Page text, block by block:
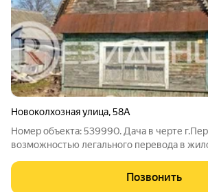
Новоколхозная улица,58А
Номер объекта: 539990. Дача в черте г.Перми. Летний дом с
возможностью легального перевода в
круглогодично, с пропиской, зимние
Инфраструктура рядом: остановка
Позвонить